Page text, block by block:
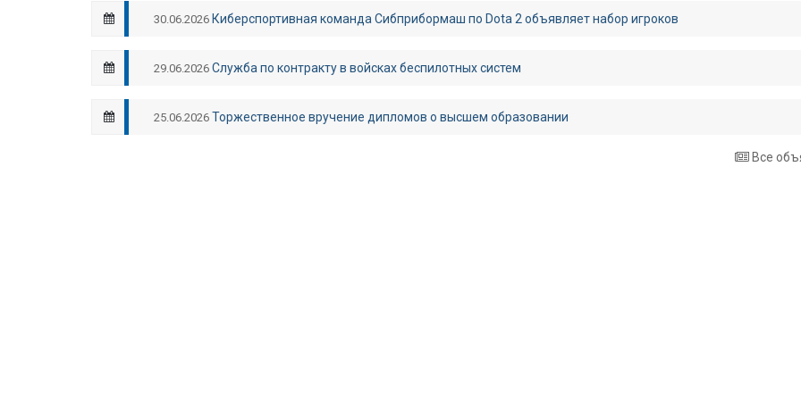
30.06.2026 Киберспортивная команда Сибприбормаш по Dota 2 объявляет набор игроков
29.06.2026 Служба по контракту в войсках беспилотных систем
25.06.2026 Торжественное вручение дипломов о высшем образовании
Все